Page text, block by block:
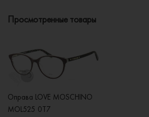
Просмотренные товары
Оправа LOVE MOSCHINO
MOL525 0T7